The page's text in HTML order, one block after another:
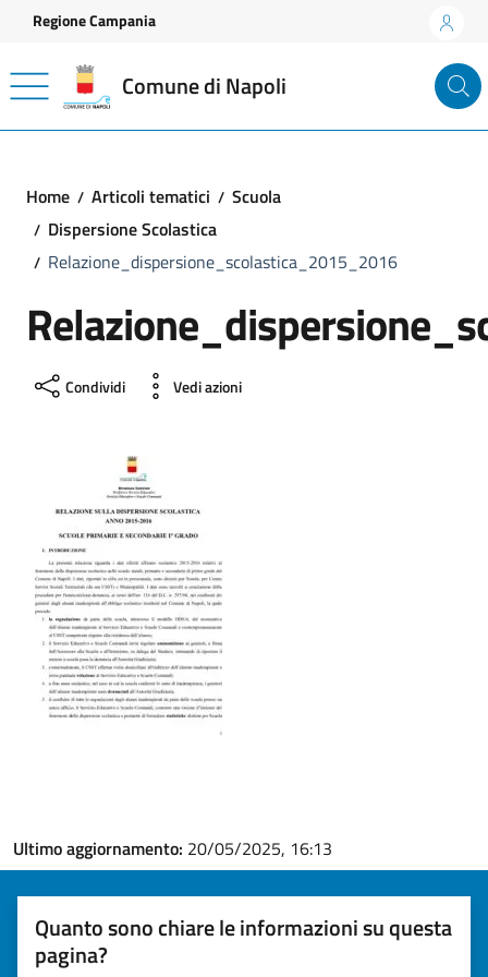
Vai ai contenuti
Vai al footer
Regione Campania
Comune di Napoli
Home Articoli tematici
Scuola
Dispersione Scolastica
Relazione_dispersione_scolastica_2015_2016
Condividi Vedi azioni
Ultimo aggiornamento: 20/05/2025, 16:13
Quanto sono chiare le informazioni su questa
pagina?